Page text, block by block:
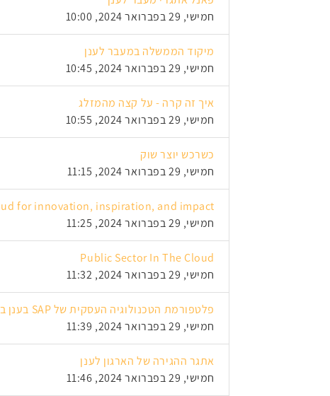
חמישי, 29 בפברואר 2024, 10:00
מיקוד הממשלה במעבר לענן
חמישי, 29 בפברואר 2024, 10:45
איך זה קרה - על קצה מהמזלג
חמישי, 29 בפברואר 2024, 10:55
כשרכש יוצר שוק
חמישי, 29 בפברואר 2024, 11:15
for innovation, inspiration, and impact
חמישי, 29 בפברואר 2024, 11:25
Public Sector In The Cloud
חמישי, 29 בפברואר 2024, 11:32
פלטפורמת הטכנולוגיה העסקית של SAP בענן בישראל
חמישי, 29 בפברואר 2024, 11:39
אתגר ההגירה של הארגון לענן
חמישי, 29 בפברואר 2024, 11:46